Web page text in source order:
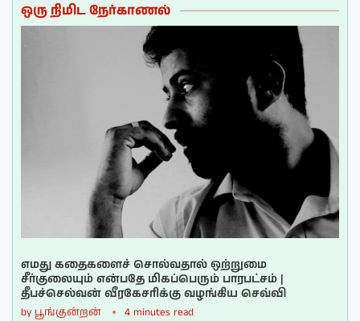
ஒரு நிமிட நேர்காணல்
எமது கதைகளைச் சொல்வதால் ஒற்றுமை
சீர்குலையும் என்பதே மிகப்பெரும் பாரபட்சம் |
தீபச்செல்வன் வீரகேசரிக்கு வழங்கிய செவ்வி
by பூங்குன்றன் 4 minutes read